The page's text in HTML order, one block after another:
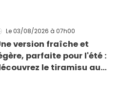
Le 03/08/2026 à 07h00
version fraîche et
parfaite pour l'été :
le tiramisu au